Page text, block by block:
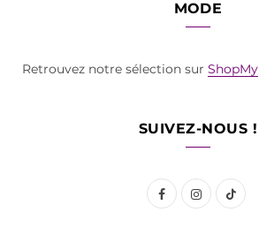
MODE
Retrouvez notre sélection sur ShopMy
SUIVEZ-NOUS !
F
I
T